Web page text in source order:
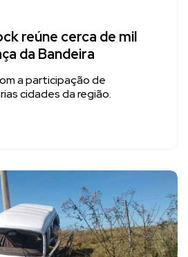
reúne cerca de mil
da Bandeira
a participação de
cidades da região.